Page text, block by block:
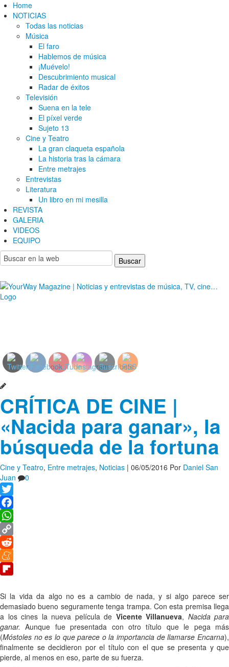
Home
NOTICIAS
Todas las noticias
Música
El faro
Hablemos de música
¡Muévelo!
Descubrimiento musical
Radar de éxitos
Televisión
Suena en la tele
El píxel verde
Sujeto 13
Cine y Teatro
La gran claqueta española
La historia tras la cámara
Entre metrajes
Entrevistas
Literatura
Un libro en mi mesilla
REVISTA
GALERIA
VIDEOS
EQUIPO
CRÍTICA DE CINE |
«Nacida para ganar», la
búsqueda de la fortuna
Cine y Teatro, Entre metrajes, Noticias | 06/05/2016 Por Daniel San
Juan
0
Twitter
Facebook
WhatsApp
Copy
Link
Reddit
Meneame
Si la vida da algo no es a cambio de nada, y si algo parece ser
demasiado bueno seguramente tenga trampa. Con esta premisa llega
a los cines la nueva película de Vicente Villanueva, Nacida para
ganar. Aunque fue presentada con otro título que le pega más
(Móstoles no es lo que parece o la importancia de llamarse Encarna),
finalmente se decidieron por el título con el que se presenta y que
pierde, al menos en eso, parte de su fuerza.